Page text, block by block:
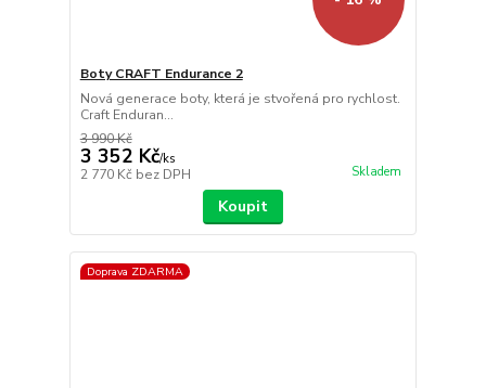
Boty CRAFT Endurance 2
Nová generace boty, která je stvořená pro rychlost.
Craft Enduran...
3 990 Kč
3 352 Kč/ks
2 770 Kč bez DPH Skladem
Koupit
Doprava ZDARMA